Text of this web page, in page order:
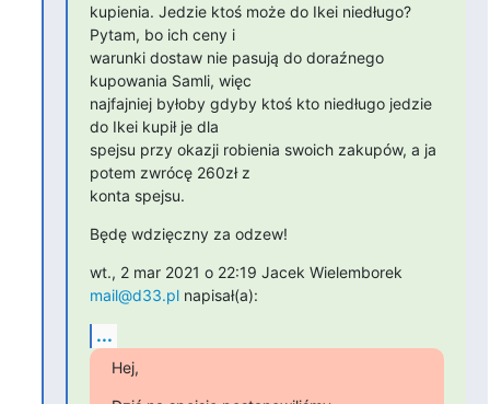
kupienia. Jedzie ktoś może do Ikei niedługo?
Pytam, bo ich ceny i
warunki dostaw nie pasują do doraźnego
kupowania Samli, więc
najfajniej byłoby gdyby ktoś kto niedługo jedzie
do Ikei kupił je dla
spejsu przy okazji robienia swoich zakupów, a ja
potem zwrócę 260zł z
konta spejsu.
Będę wdzięczny za odzew!
mail@d33.pl napisał(a):
...
Hej,